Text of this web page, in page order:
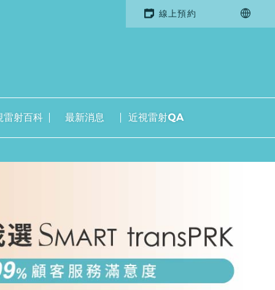
線上預約
雷射百科 最新消息 近視雷射QA